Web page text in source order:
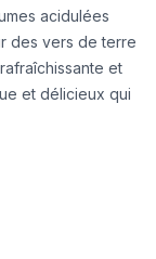
acidulées
des vers de terre
et
et délicieux qui